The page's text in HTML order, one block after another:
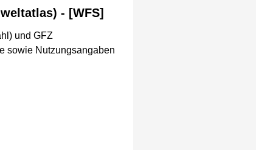
- [WFS]
und GFZ
sowie Nutzungsangaben